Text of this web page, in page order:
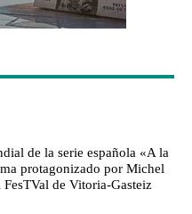
de la serie española «A la
protagonizado por Michel
FesTVal de Vitoria-Gasteiz